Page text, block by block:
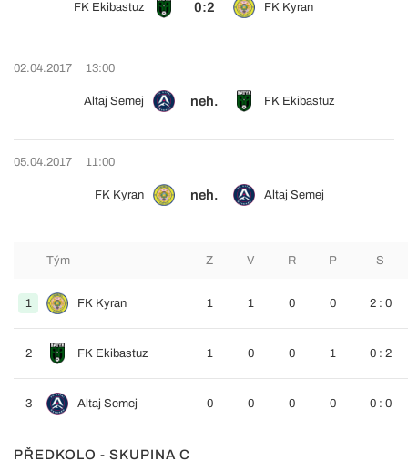
FK Ekibastuz 0:2 FK Kyran
02.04.2017 13:00
Altaj Semej neh. FK Ekibastuz
05.04.2017 11:00
FK Kyran neh. Altaj Semej
Tým Z V R P S
1 FK Kyran 1 1 0 0 2 : 0
2 FK Ekibastuz 1 0 0 1 0 : 2
3 Altaj Semej 0 0 0 0 0 : 0
PŘEDKOLO - SKUPINA C